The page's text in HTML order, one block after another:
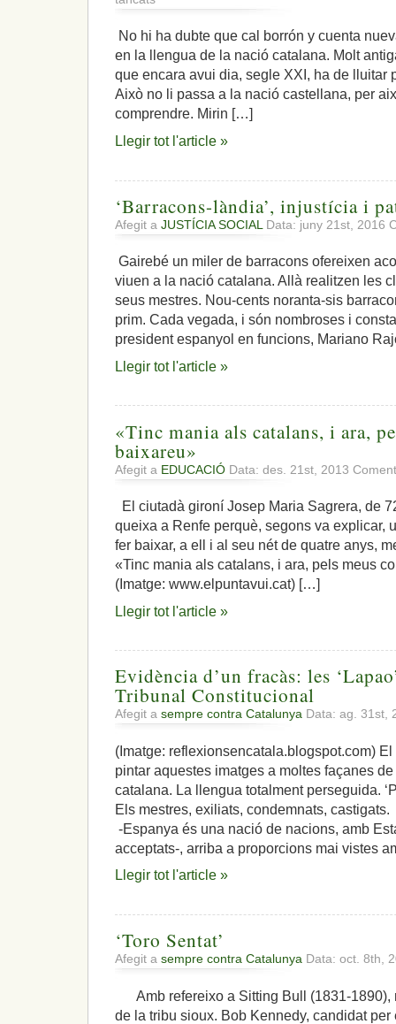
Govern
Generalitat:
Inici
d’una
comissió
de
ja!
No hi ha dubte que cal borrón y cuenta
en la llengua de la nació catalana. Molt
que encara avui dia, segle XXI, ha de lluitar
Això no li passa a la nació castellana, per
comprendre. Mirin […]
Llegir tot l'article »
‘Barracons-làndia’, injustícia i
Afegit a JUSTÍCIA SOCIAL Data: juny 21st, 2016
Gairebé un miler de barracons ofereixen
viuen a la nació catalana. Allà realitzen les
seus mestres. Nou-cents noranta-sis
prim. Cada vegada, i són nombroses i
president espanyol en funcions, Mariano
Llegir tot l'article »
«Tinc mania als catalans, i ara,
baixareu»
Afegit a EDUCACIÓ Data: des. 21st, 2013
El ciutadà gironí Josep Maria Sagrera, de
queixa a Renfe perquè, segons va explicar,
fer baixar, a ell i al seu nét de quatre anys,
«Tinc mania als catalans, i ara, pels meus
(Imatge: www.elpuntavui.cat) […]
Llegir tot l'article »
Evidència d’un fracàs: les
Tribunal Constitucional
Afegit a sempre contra Catalunya Data: ag. 31st,
(Imatge: reflexionsencatala.blogspot.com)
pintar aquestes imatges a moltes façanes
catalana. La llengua totalment perseguida.
Els mestres, exiliats, condemnats,
-Espanya és una nació de nacions, amb
acceptats-, arriba a proporcions mai vistes
Llegir tot l'article »
‘Toro Sentat’
Afegit a sempre contra Catalunya Data: oct. 8th,
Amb refereixo a Sitting Bull (1831-1890),
de la tribu sioux. Bob Kennedy, candidat per